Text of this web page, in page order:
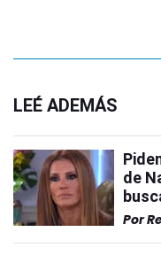
LEÉ ADEMÁS
de
Por